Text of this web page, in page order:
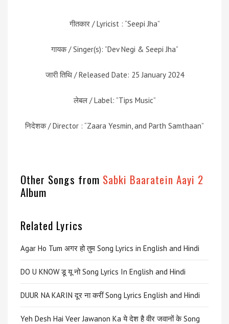
गीतकार / Lyricist : “Seepi Jha”
गायक / Singer(s): ”Dev Negi & Seepi Jha”
जारी तिथि / Released Date: 25 January 2024
लेबल / Label: ”Tips Music”
निदेशक / Director : “Zaara Yesmin, and Parth Samthaan”
Other Songs from Sabki Baaratein Aayi 2
Album
Related Lyrics
Agar Ho Tum अगर हो तुम Song Lyrics in English and Hindi
DO U KNOW डू यू नो Song Lyrics In English and Hindi
DUUR NA KARIN दूर ना करीं Song Lyrics English and Hindi
Yeh Desh Hai Veer Jawanon Ka ये देश है वीर जवानों के Song